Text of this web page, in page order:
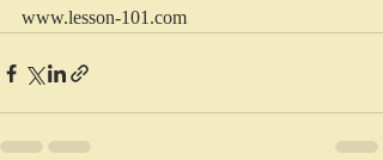
www.lesson-101.com